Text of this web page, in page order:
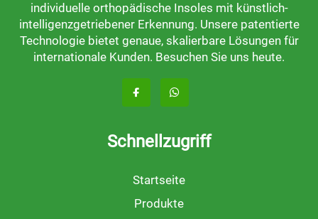
individuelle orthopädische Insoles mit künstlich-
intelligenzgetriebener Erkennung. Unsere patentierte
Technologie bietet genaue, skalierbare Lösungen für
internationale Kunden. Besuchen Sie uns heute.
Schnellzugriff
Startseite
Produkte